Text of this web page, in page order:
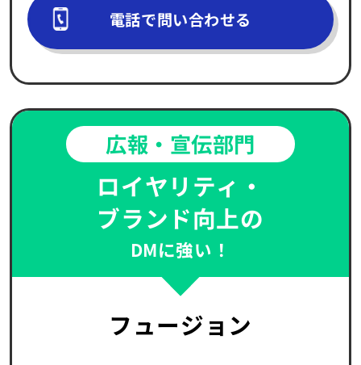
電話で問い合わせる
広報・宣伝部門
ロイヤリティ・
ブランド向上の
DMに強い！
フュージョン